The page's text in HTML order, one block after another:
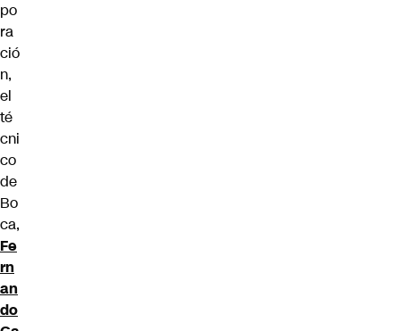
po
ra
ció
n,
el
té
cni
co
de
Bo
ca,
Fe
rn
an
do